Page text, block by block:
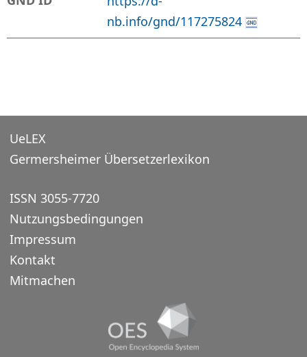
nb.info/gnd/117275824
UeLEX
Germersheimer Übersetzerlexikon
ISSN 3055-7720
Nutzungsbedingungen
Impressum
Kontakt
Mitmachen